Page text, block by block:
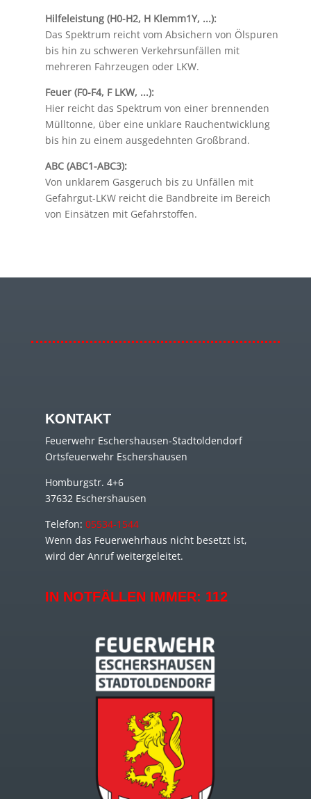
Hilfeleistung (H0-H2, H Klemm1Y, ...):
Das Spektrum reicht vom Absichern von Ölspuren
bis hin zu schweren Verkehrsunfällen mit
mehreren Fahrzeugen oder LKW.
Feuer (F0-F4, F LKW, ...):
Hier reicht das Spektrum von einer brennenden
Mülltonne, über eine unklare Rauchentwicklung
bis hin zu einem ausgedehnten Großbrand.
ABC (ABC1-ABC3):
Von unklarem Gasgeruch bis zu Unfällen mit
Gefahrgut-LKW reicht die Bandbreite im Bereich
von Einsätzen mit Gefahrstoffen.
KONTAKT
Feuerwehr Eschershausen-Stadtoldendorf
Ortsfeuerwehr Eschershausen
Homburgstr. 4+6
37632 Eschershausen
Telefon: 05534-1544
Wenn das Feuerwehrhaus nicht besetzt ist,
wird der Anruf weitergeleitet.
IN NOTFÄLLEN IMMER: 112